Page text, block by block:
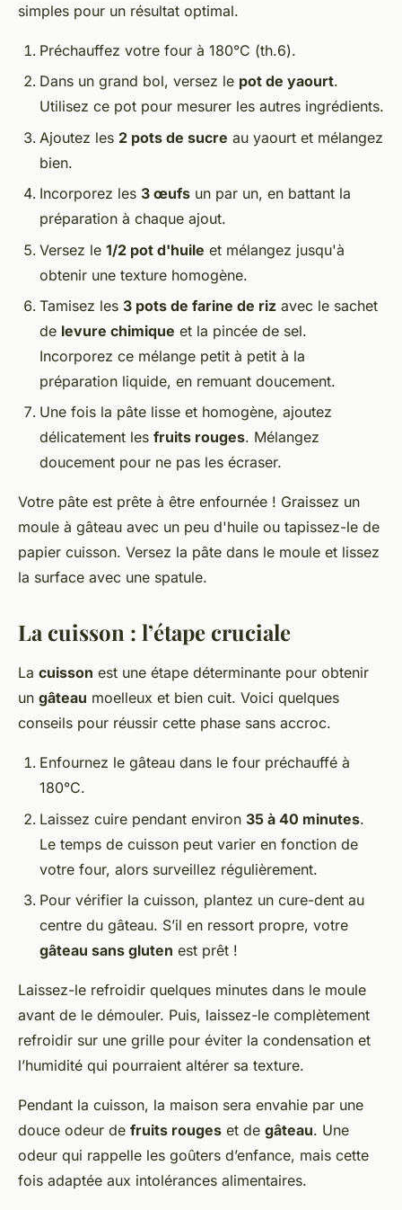
simples pour un résultat optimal.
Préchauffez votre four à 180°C (th.6).
Dans un grand bol, versez le pot de yaourt.
Utilisez ce pot pour mesurer les autres ingrédients.
Ajoutez les 2 pots de sucre au yaourt et mélangez
bien.
Incorporez les 3 œufs un par un, en battant la
préparation à chaque ajout.
Versez le 1/2 pot d'huile et mélangez jusqu'à
obtenir une texture homogène.
Tamisez les 3 pots de farine de riz avec le sachet
de levure chimique et la pincée de sel.
Incorporez ce mélange petit à petit à la
préparation liquide, en remuant doucement.
Une fois la pâte lisse et homogène, ajoutez
délicatement les fruits rouges. Mélangez
doucement pour ne pas les écraser.
Votre pâte est prête à être enfournée ! Graissez un
moule à gâteau avec un peu d'huile ou tapissez-le de
papier cuisson. Versez la pâte dans le moule et lissez
la surface avec une spatule.
La cuisson : l’étape cruciale
La cuisson est une étape déterminante pour obtenir
un gâteau moelleux et bien cuit. Voici quelques
conseils pour réussir cette phase sans accroc.
Enfournez le gâteau dans le four préchauffé à
180°C.
Laissez cuire pendant environ 35 à 40 minutes.
Le temps de cuisson peut varier en fonction de
votre four, alors surveillez régulièrement.
Pour vérifier la cuisson, plantez un cure-dent au
centre du gâteau. S’il en ressort propre, votre
gâteau sans gluten est prêt !
Laissez-le refroidir quelques minutes dans le moule
avant de le démouler. Puis, laissez-le complètement
refroidir sur une grille pour éviter la condensation et
l’humidité qui pourraient altérer sa texture.
Pendant la cuisson, la maison sera envahie par une
douce odeur de fruits rouges et de gâteau. Une
odeur qui rappelle les goûters d’enfance, mais cette
fois adaptée aux intolérances alimentaires.